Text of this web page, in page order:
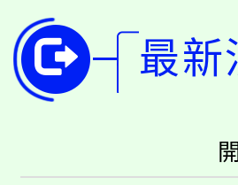
生本土語及
公告本校
代理(課)教
公告本校
《TA101
轉知苗栗
最新